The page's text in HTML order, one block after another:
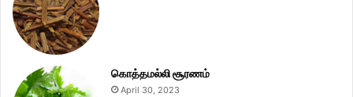
கொத்தமல்லி சூரணம்
April 30, 2023